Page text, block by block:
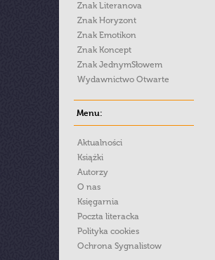
Znak Literanova
Znak Horyzont
Znak Emotikon
Znak Koncept
Znak JednymSłowem
Wydawnictwo Otwarte
Menu:
Aktualności
Książki
Autorzy
O nas
Księgarnia
Poczta literacka
Polityka cookies
Ochrona Sygnalistow